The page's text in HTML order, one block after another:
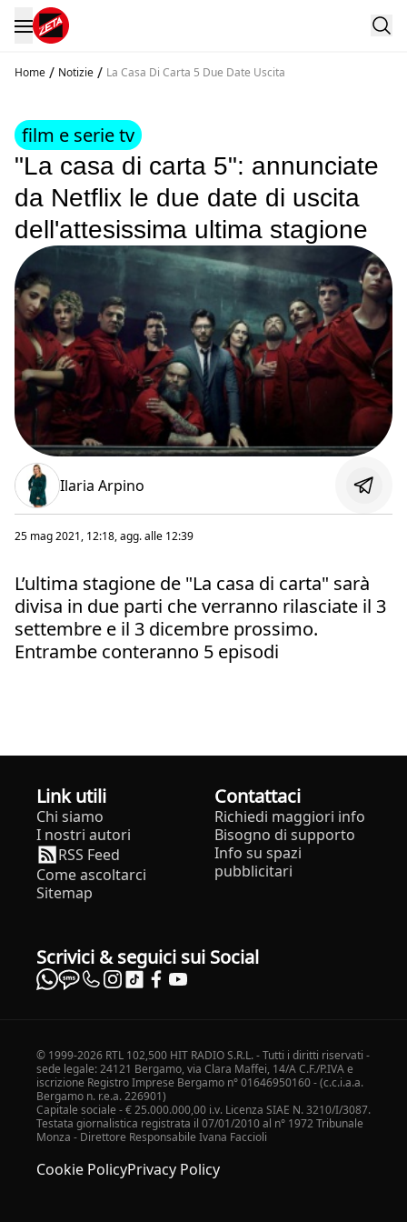
Home / Notizie / La Casa Di Carta 5 Due Date Uscita
film e serie tv
"La casa di carta 5": annunciate
da Netflix le due date di uscita
dell'attesissima ultima stagione
Ilaria Arpino
25 mag 2021, 12:18, agg. alle 12:39
L’ultima stagione de "La casa di carta" sarà
divisa in due parti che verranno rilasciate il 3
settembre e il 3 dicembre prossimo.
Entrambe conteranno 5 episodi
Link utili
Chi siamo
I nostri autori
RSS Feed
Come ascoltarci
Sitemap
Contattaci
Richiedi maggiori info
Bisogno di supporto
Info su spazi
pubblicitari
Scrivici & seguici sui Social
© 1999-2026 RTL 102,500 HIT RADIO S.R.L. - Tutti i diritti riservati -
sede legale: 24121 Bergamo, via Clara Maffei, 14/A C.F./P.IVA e
iscrizione Registro Imprese Bergamo n° 01646950160 - (c.c.i.a.a.
Bergamo n. r.e.a. 226901)
Capitale sociale - € 25.000.000,00 i.v. Licenza SIAE N. 3210/I/3087.
Testata giornalistica registrata il 07/01/2010 al n° 1972 Tribunale
Monza - Direttore Responsabile Ivana Faccioli
Cookie PolicyPrivacy Policy